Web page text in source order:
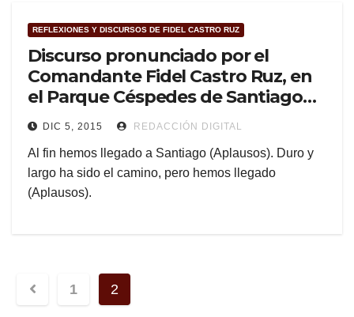
REFLEXIONES Y DISCURSOS DE FIDEL CASTRO RUZ
Discurso pronunciado por el
Comandante Fidel Castro Ruz, en
el Parque Céspedes de Santiago
de Cuba, el 1ro. de enero de 1959
DIC 5, 2015 REDACCIÓN DIGITAL
Al fin hemos llegado a Santiago (Aplausos). Duro y
largo ha sido el camino, pero hemos llegado
(Aplausos).
Navegación
1 2